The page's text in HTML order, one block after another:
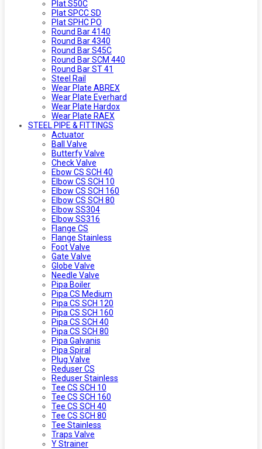
Plat S50C
Plat SPCC SD
Plat SPHC PO
Round Bar 4140
Round Bar 4340
Round Bar S45C
Round Bar SCM 440
Round Bar ST 41
Steel Rail
Wear Plate ABREX
Wear Plate Everhard
Wear Plate Hardox
Wear Plate RAEX
STEEL PIPE & FITTINGS
Actuator
Ball Valve
Butterfy Valve
Check Valve
Ebow CS SCH 40
Elbow CS SCH 10
Elbow CS SCH 160
Elbow CS SCH 80
Elbow SS304
Elbow SS316
Flange CS
Flange Stainless
Foot Valve
Gate Valve
Globe Valve
Needle Valve
Pipa Boiler
Pipa CS Medium
Pipa CS SCH 120
Pipa CS SCH 160
Pipa CS SCH 40
Pipa CS SCH 80
Pipa Galvanis
Pipa Spiral
Plug Valve
Reduser CS
Reduser Stainless
Tee CS SCH 10
Tee CS SCH 160
Tee CS SCH 40
Tee CS SCH 80
Tee Stainless
Traps Valve
Y Strainer